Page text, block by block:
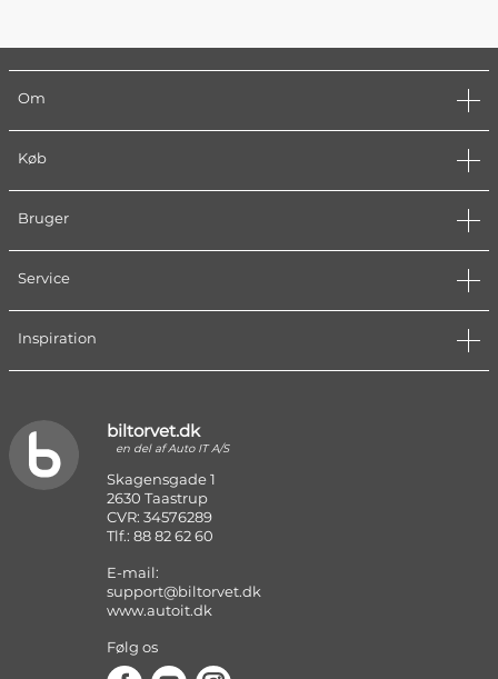
Om
Køb
Bruger
Service
Inspiration
biltorvet.dk
en del af Auto IT A/S
Skagensgade 1
2630 Taastrup
CVR: 34576289
Tlf.: 88 82 62 60
E-mail:
support@biltorvet.dk
www.autoit.dk
Følg os